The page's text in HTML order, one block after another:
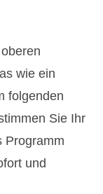
wie ein
folgenden
Sie Ihr
Programm
und